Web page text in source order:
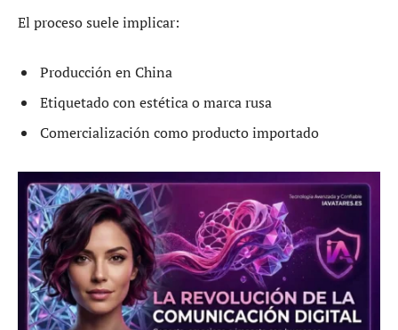
El proceso suele implicar:
Producción en China
Etiquetado con estética o marca rusa
Comercialización como producto importado